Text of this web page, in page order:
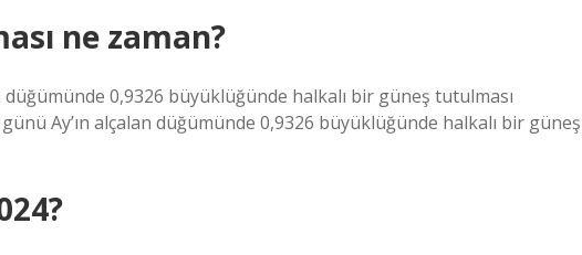
ne zaman?
düğümünde 0,9326 büyüklüğünde halkalı bir güneş tutulması
Ay’ın alçalan düğümünde 0,9326 büyüklüğünde halkalı bir güneş